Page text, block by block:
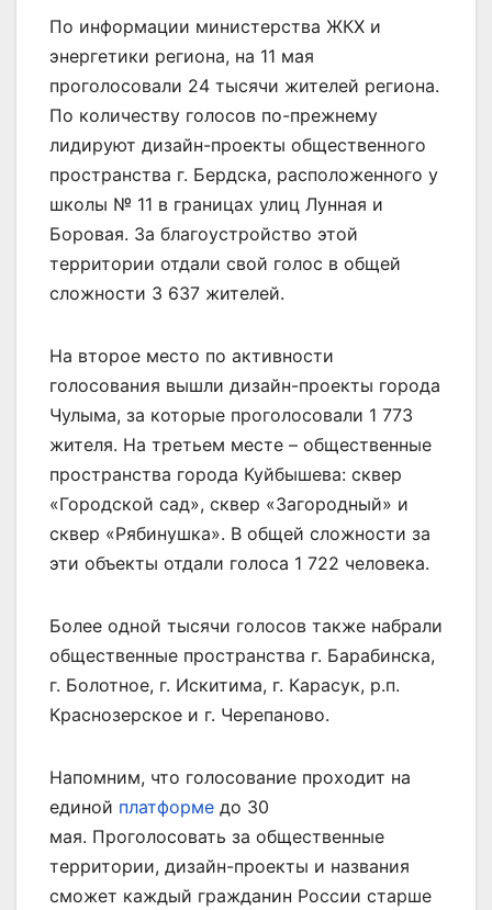
По информации министерства ЖКХ и
энергетики региона, на 11 мая
проголосовали 24 тысячи жителей региона.
По количеству голосов по-прежнему
лидируют дизайн-проекты общественного
пространства г. Бердска, расположенного у
школы № 11 в границах улиц Лунная и
Боровая. За благоустройство этой
территории отдали свой голос в общей
сложности 3 637 жителей.
На второе место по активности
голосования вышли дизайн-проекты города
Чулыма, за которые проголосовали 1 773
жителя. На третьем месте – общественные
пространства города Куйбышева: сквер
«Городской сад», сквер «Загородный» и
сквер «Рябинушка». В общей сложности за
эти объекты отдали голоса 1 722 человека.
Более одной тысячи голосов также набрали
общественные пространства г. Барабинска,
г. Болотное, г. Искитима, г. Карасук, р.п.
Краснозерское и г. Черепаново.
Напомним, что голосование проходит на
единой платформе до 30
мая. Проголосовать за общественные
территории, дизайн-проекты и названия
сможет каждый гражданин России старше